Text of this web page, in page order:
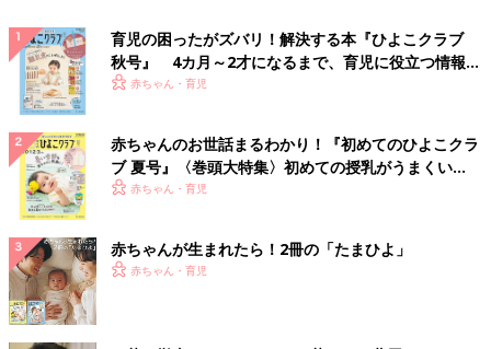
育児の困ったがズバリ！解決する本『ひよこクラブ
秋号』 4カ月～2才になるまで、育児に役立つ情報が
いっぱい！
赤ちゃん・育児
赤ちゃんのお世話まるわかり！『初めてのひよこクラ
ブ 夏号』〈巻頭大特集〉初めての授乳がうまくい
く！ おっぱい・ミルクの基本と夏のトラブル 解決テ
赤ちゃん・育児
赤ちゃんが生まれたら！2冊の「たまひよ」
赤ちゃん・育児